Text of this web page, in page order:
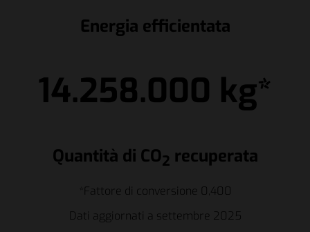
Energia efficientata
14.258.000 kg*
Quantità di CO2 recuperata
*Fattore di conversione 0,400
Dati aggiornati a settembre 2025